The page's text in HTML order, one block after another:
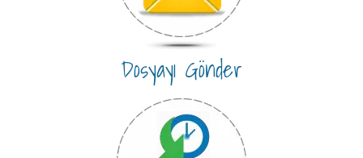
Dosyayı Gönder